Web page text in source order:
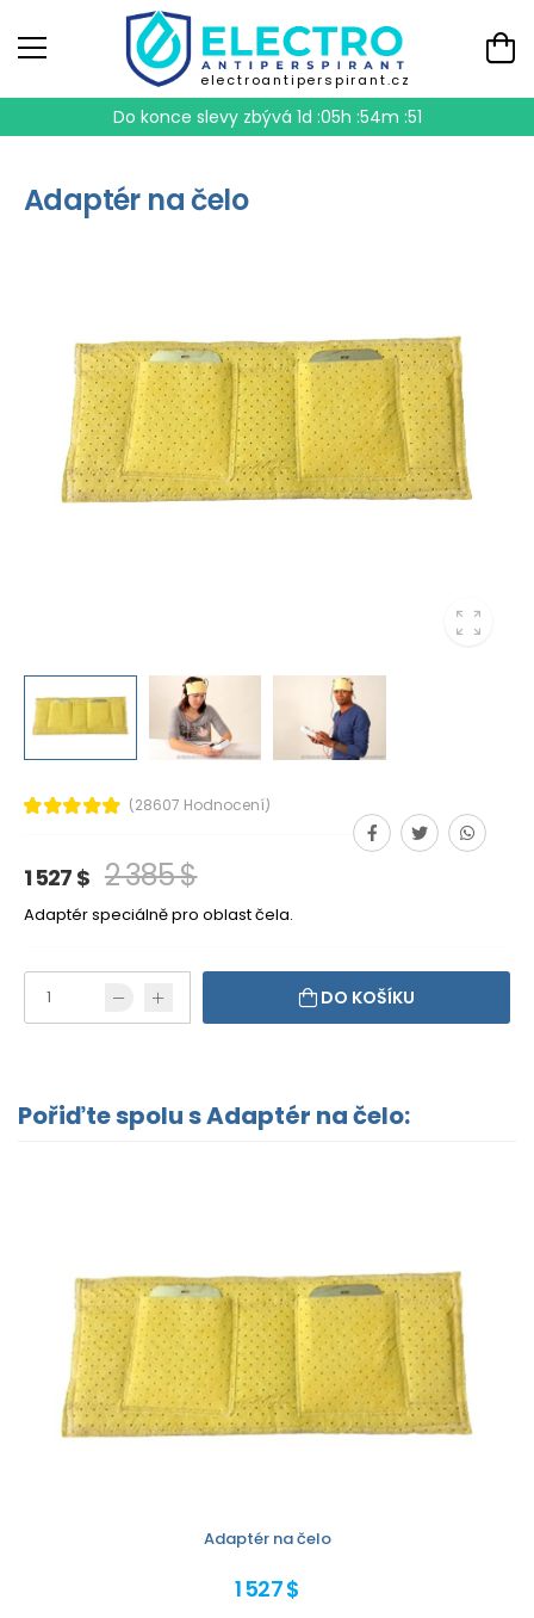
electroantiperspirant.cz
Do konce slevy zbývá 1d :05h :54m :51
Adaptér na čelo
(28607 Hodnocení)
1 527 $ 2 385 $
Adaptér speciálně pro oblast čela.
DO KOŠÍKU
Pořiďte spolu s Adaptér na čelo:
Adaptér na čelo
1 527 $